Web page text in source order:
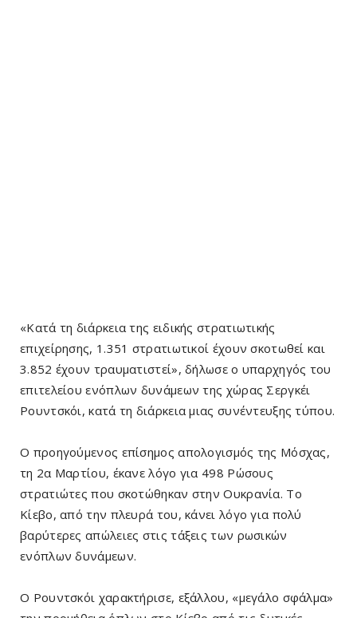
«Κατά τη διάρκεια της ειδικής στρατιωτικής
επιχείρησης, 1.351 στρατιωτικοί έχουν σκοτωθεί και
3.852 έχουν τραυματιστεί», δήλωσε ο υπαρχηγός του
επιτελείου ενόπλων δυνάμεων της χώρας Σεργκέι
Ρουντσκόι, κατά τη διάρκεια μιας συνέντευξης τύπου.
Ο προηγούμενος επίσημος απολογισμός της Μόσχας,
τη 2α Μαρτίου, έκανε λόγο για 498 Ρώσους
στρατιώτες που σκοτώθηκαν στην Ουκρανία. Το
Κίεβο, από την πλευρά του, κάνει λόγο για πολύ
βαρύτερες απώλειες στις τάξεις των ρωσικών
ενόπλων δυνάμεων.
Ο Ρουντσκόι χαρακτήρισε, εξάλλου, «μεγάλο σφάλμα»